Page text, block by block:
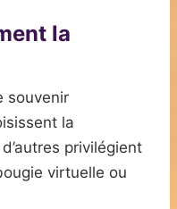
la
souvenir
la
privilégient
virtuelle ou